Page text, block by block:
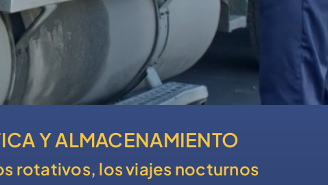
Y ALMACENAMIENTO
rotativos, los viajes nocturnos